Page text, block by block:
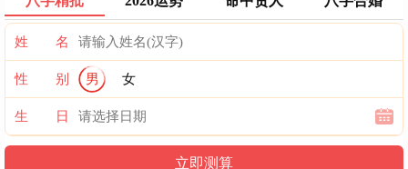
姓 名
性 别 男 女
生 日